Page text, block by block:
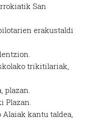
San
erakustaldi
trikitilariak,
plazan.
Plazan.
kantu taldea,